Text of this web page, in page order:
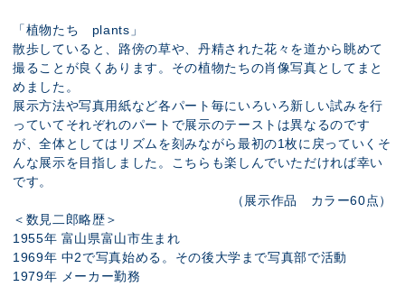
「植物たち plants」
散歩していると、路傍の草や、丹精された花々を道から眺めて
撮ることが良くあります。その植物たちの肖像写真としてまと
めました。
展示方法や写真用紙など各パート毎にいろいろ新しい試みを行
っていてそれぞれのパートで展示のテーストは異なるのです
が、全体としてはリズムを刻みながら最初の1枚に戻っていくそ
んな展示を目指しました。こちらも楽しんでいただければ幸い
です。
（展示作品 カラー60点）
＜数見二郎略歴＞
1955年 富山県富山市生まれ
1969年 中2で写真始める。その後大学まで写真部で活動
1979年 メーカー勤務